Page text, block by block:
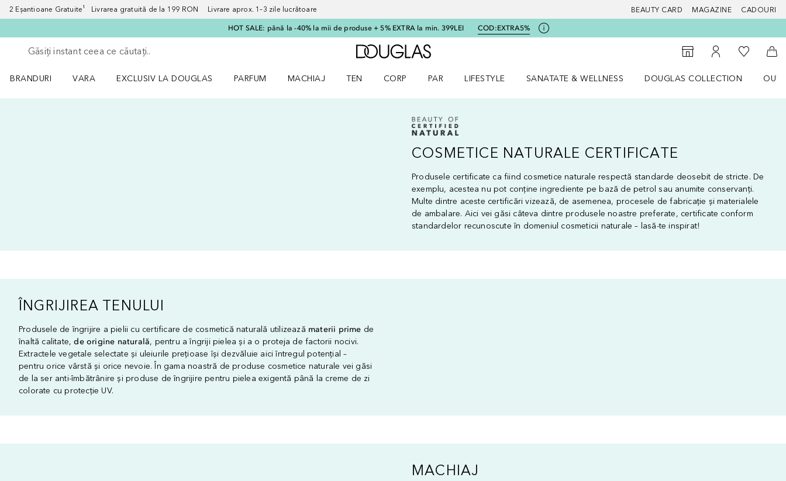
2 Eșantioane Gratuite¹ Livrarea gratuită de la 199 RON Livrare aprox. 1–3 zile lucrătoare BEAUTY CARD MAGAZINE CADOURI
HOT SALE: până la -40% la mii de produse + 5% EXTRA la min. 399LEI COD:EXTRA5%
Înapoi
Executați căutarea
Către pagina principală Douglas
Către Găsire magazin
Către Contul meu
Către
BRANDURI
VARA
EXCLUSIV LA DOUGLAS
PARFUM
MACHIAJ
TEN
CORP
PAR
LIFESTYLE
SANATATE & WELLNESS
DOUGLAS COLLECTION
COSMETICE NATURALE CERTIFICATE
Produsele certificate ca fiind cosmetice naturale respectă standarde deosebit de stricte. De
exemplu, acestea nu pot conține ingrediente pe bază de petrol sau anumite conservanți.
Multe dintre aceste certificări vizează, de asemenea, procesele de fabricație și materialele
de ambalare. Aici vei găsi câteva dintre produsele noastre preferate, certificate conform
standardelor recunoscute în domeniul cosmeticii naturale – lasă-te inspirat!
ÎNGRIJIREA TENULUI
Produsele de îngrijire a pielii cu certificare de cosmetică naturală utilizează materii prime de
înaltă calitate,de origine naturală, pentru a îngriji pielea și a o proteja de factorii nocivi.
Extractele vegetale selectate și uleiurile prețioase își dezvăluie aici întregul potențial –
pentru orice vârstă și orice nevoie. În gama noastră de produse cosmetice naturale vei găsi
de la ser anti-îmbătrânire și produse de îngrijire pentru pielea exigentă până la creme de zi
colorate cu protecție UV.
MACHIAJ